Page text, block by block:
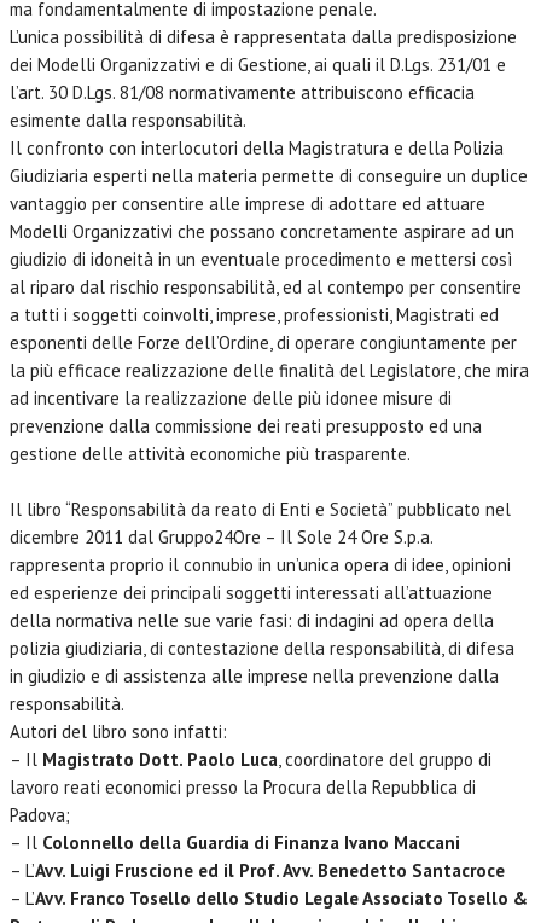
ma fondamentalmente di impostazione penale.
L’unica possibilità di difesa è rappresentata dalla predisposizione
dei Modelli Organizzativi e di Gestione, ai quali il D.Lgs. 231/01 e
l’art. 30 D.Lgs. 81/08 normativamente attribuiscono efficacia
esimente dalla responsabilità.
Il confronto con interlocutori della Magistratura e della Polizia
Giudiziaria esperti nella materia permette di conseguire un duplice
vantaggio per consentire alle imprese di adottare ed attuare
Modelli Organizzativi che possano concretamente aspirare ad un
giudizio di idoneità in un eventuale procedimento e mettersi così
al riparo dal rischio responsabilità, ed al contempo per consentire
a tutti i soggetti coinvolti, imprese, professionisti, Magistrati ed
esponenti delle Forze dell’Ordine, di operare congiuntamente per
la più efficace realizzazione delle finalità del Legislatore, che mira
ad incentivare la realizzazione delle più idonee misure di
prevenzione dalla commissione dei reati presupposto ed una
gestione delle attività economiche più trasparente.
Il libro “Responsabilità da reato di Enti e Società” pubblicato nel
dicembre 2011 dal Gruppo24Ore – Il Sole 24 Ore S.p.a.
rappresenta proprio il connubio in un’unica opera di idee, opinioni
ed esperienze dei principali soggetti interessati all’attuazione
della normativa nelle sue varie fasi: di indagini ad opera della
polizia giudiziaria, di contestazione della responsabilità, di difesa
in giudizio e di assistenza alle imprese nella prevenzione dalla
responsabilità.
Autori del libro sono infatti:
– Il Magistrato Dott. Paolo Luca, coordinatore del gruppo di
lavoro reati economici presso la Procura della Repubblica di
Padova;
– Il Colonnello della Guardia di Finanza Ivano Maccani
– L’Avv. Luigi Fruscione ed il Prof. Avv. Benedetto Santacroce
– L’Avv. Franco Tosello dello Studio Legale Associato Tosello &